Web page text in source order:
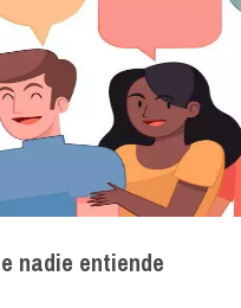
nadie entiende